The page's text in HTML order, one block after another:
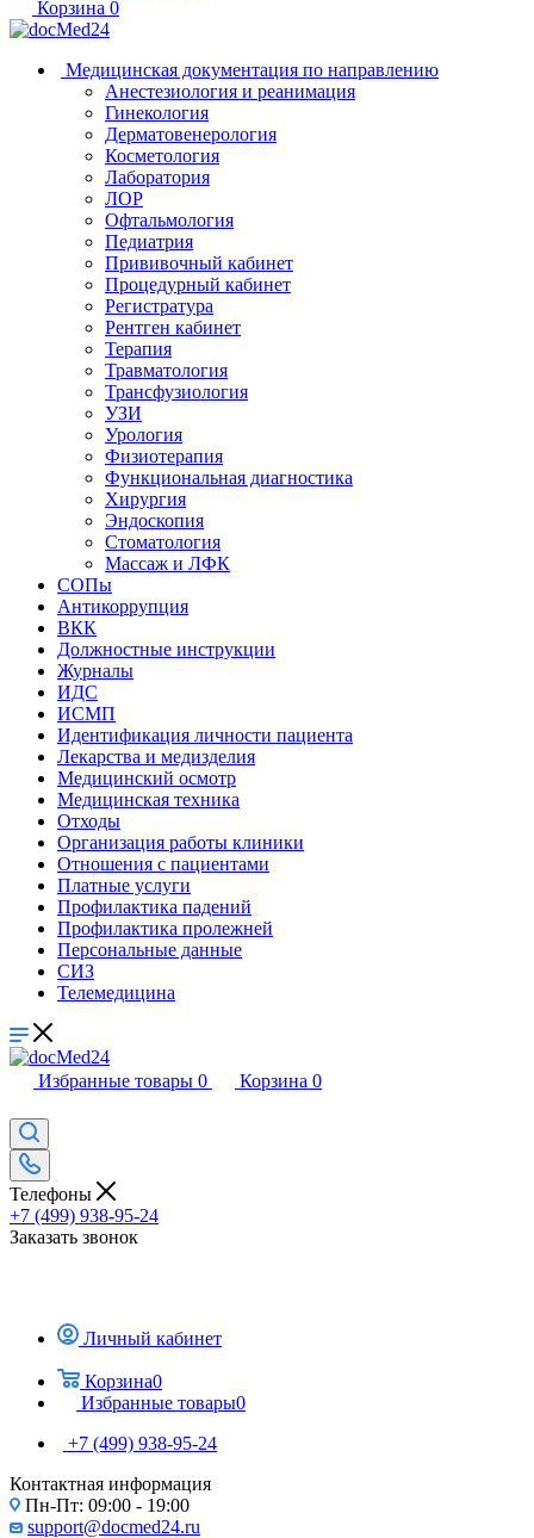
Корзина 0
Медицинская документация по направлению
Анестезиология и реанимация
Гинекология
Дерматовенерология
Косметология
Лаборатория
ЛОР
Офтальмология
Педиатрия
Прививочный кабинет
Процедурный кабинет
Регистратура
Рентген кабинет
Терапия
Травматология
Трансфузиология
УЗИ
Урология
Физиотерапия
Функциональная диагностика
Хирургия
Эндоскопия
Стоматология
Массаж и ЛФК
СОПы
Антикоррупция
ВКК
Должностные инструкции
Журналы
ИДС
ИСМП
Идентификация личности пациента
Лекарства и медизделия
Медицинский осмотр
Медицинская техника
Отходы
Организация работы клиники
Отношения с пациентами
Платные услуги
Профилактика падений
Профилактика пролежней
Персональные данные
СИЗ
Телемедицина
Избранные товары 0 Корзина 0
Телефоны
+7 (499) 938-95-24
Заказать звонок
Личный кабинет
Корзина0
Избранные товары0
+7 (499) 938-95-24
Контактная информация
Пн-Пт: 09:00 - 19:00
support@docmed24.ru